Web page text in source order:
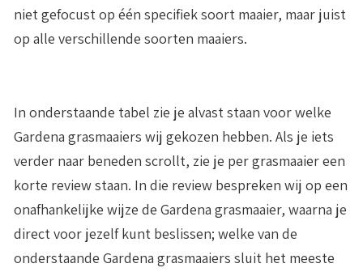
niet gefocust op één specifiek soort maaier, maar juist
op alle verschillende soorten maaiers.
In onderstaande tabel zie je alvast staan voor welke
Gardena grasmaaiers wij gekozen hebben. Als je iets
verder naar beneden scrollt, zie je per grasmaaier een
korte review staan. In die review bespreken wij op een
onafhankelijke wijze de Gardena grasmaaier, waarna je
direct voor jezelf kunt beslissen; welke van de
onderstaande Gardena grasmaaiers sluit het meeste